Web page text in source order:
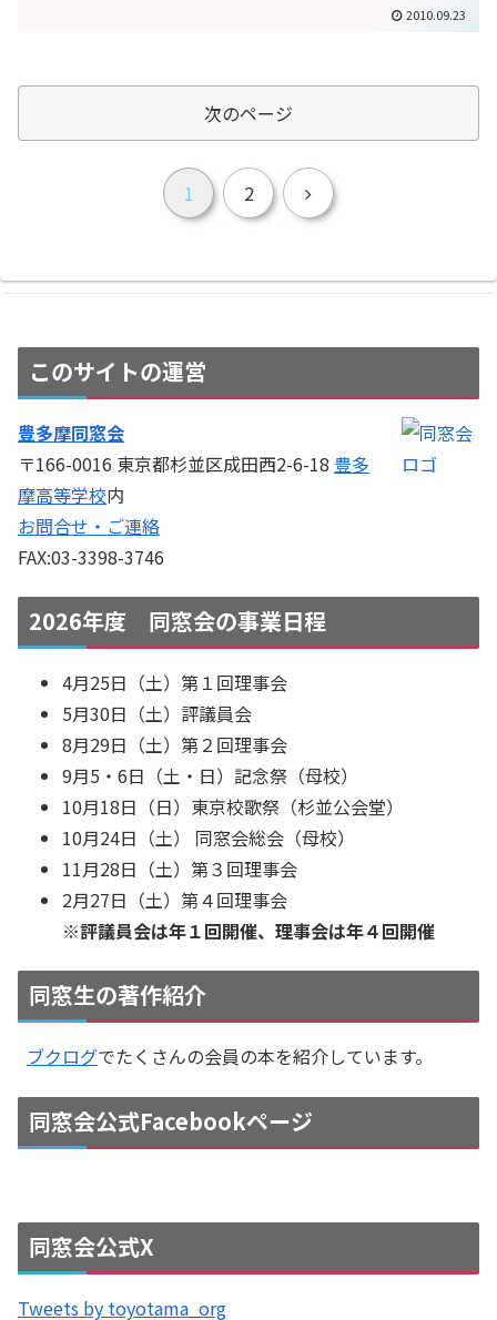
2010.09.23
次のページ
1 2
次
このサイトの運営
豊多摩同窓会
〒166-0016 東京都杉並区成田西2-6-18 豊多
摩高等学校内
お問合せ・ご連絡
FAX:03-3398-3746
2026年度 同窓会の事業日程
4月25日（土）第１回理事会
5月30日（土）評議員会
8月29日（土）第２回理事会
9月5・6日（土・日）記念祭（母校）
10月18日（日）東京校歌祭（杉並公会堂）
10月24日（土） 同窓会総会（母校）
11月28日（土）第３回理事会
2月27日（土）第４回理事会
※評議員会は年１回開催、理事会は年４回開催
同窓生の著作紹介
ブクログでたくさんの会員の本を紹介しています。
同窓会公式Facebookページ
同窓会公式X
Tweets by toyotama_org